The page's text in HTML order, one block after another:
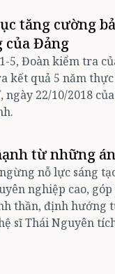
tăng cường
của Đảng
5, Đoàn kiểm tra
kết quả 5 năm
ngày 22/10/2018
từ những
nỗ lực sáng
nghiệp cao,
thần, định hướng
sĩ Thái Nguyên